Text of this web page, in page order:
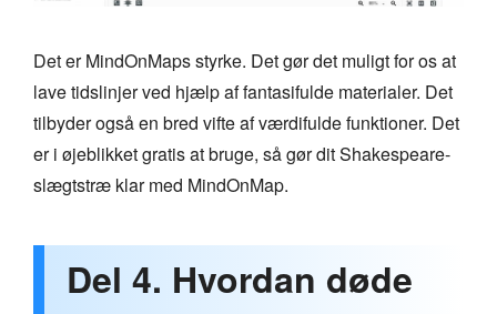
Det er MindOnMaps styrke. Det gør det muligt for os at
lave tidslinjer ved hjælp af fantasifulde materialer. Det
tilbyder også en bred vifte af værdifulde funktioner. Det
er i øjeblikket gratis at bruge, så gør dit Shakespeare-
slægtstræ klar med MindOnMap.
Del 4. Hvordan døde